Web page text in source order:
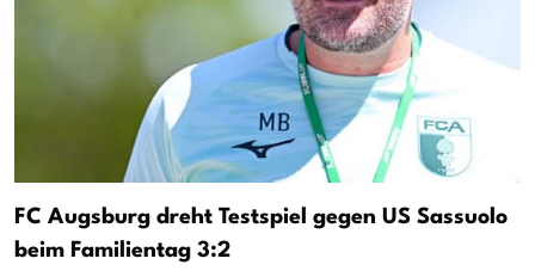
FC Augsburg dreht Testspiel gegen US Sassuolo
beim Familientag 3:2